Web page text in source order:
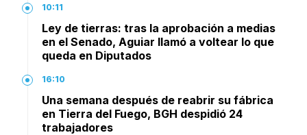
10:11
Ley de tierras: tras la aprobación a medias
en el Senado, Aguiar llamó a voltear lo que
queda en Diputados
16:10
Una semana después de reabrir su fábrica
en Tierra del Fuego, BGH despidió 24
trabajadores